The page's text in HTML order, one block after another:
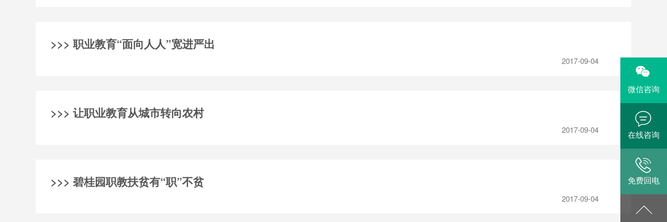
>>> 职业教育“面向人人”宽进严出
2017-09-04
>>> 让职业教育从城市转向农村
2017-09-04
>>> 碧桂园职教扶贫有“职”不贫
2017-09-04
微信咨询
在线咨询
免费回电